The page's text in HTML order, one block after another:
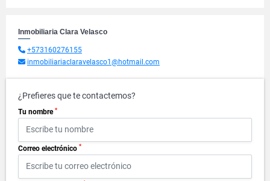
Inmobiliaria Clara Velasco
+573160276155
inmobiliariaclaravelasco1@hotmail.com
¿Prefieres que te contactemos?
Tu nombre *
Correo electrónico *